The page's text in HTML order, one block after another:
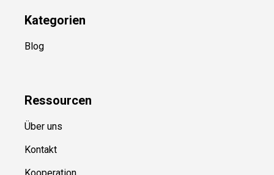
Kategorien
Blog
Ressourcen
Über uns
Kontakt